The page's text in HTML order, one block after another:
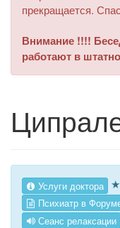
прекращается.
Внимание !!!!
работают в
Услуги доктора ★
Психиатр в
Сеанс релаксации